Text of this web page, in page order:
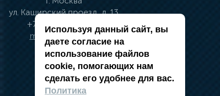
ул. Каширский проезд, д. 13
+7 (495) 134-41-83
moskva@vincci.ru
политика в отношении обработки
персональных данных
Используя данный сайт, вы
даете согласие на
использование файлов
cookie, помогающих нам
сделать его удобнее для вас.
Политика